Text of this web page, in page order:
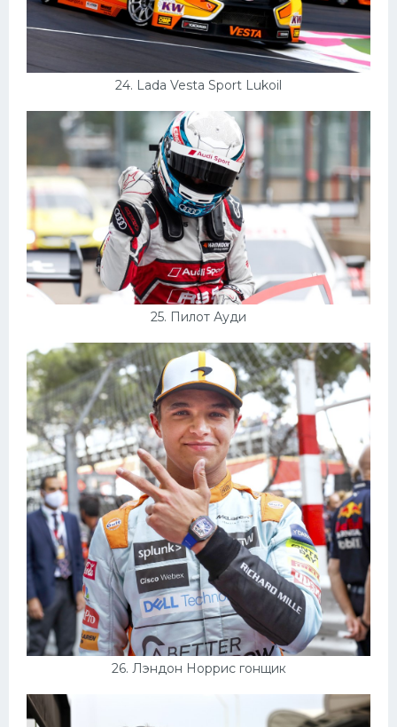
24. Lada Vesta Sport Lukoil
25. Пилот Ауди
26. Лэндон Норрис гонщик